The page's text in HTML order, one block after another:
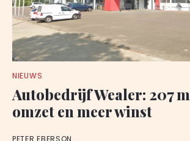
NIEUWS
Autobedrijf Wealer: 207
omzet en meer winst
PETER EBERSON